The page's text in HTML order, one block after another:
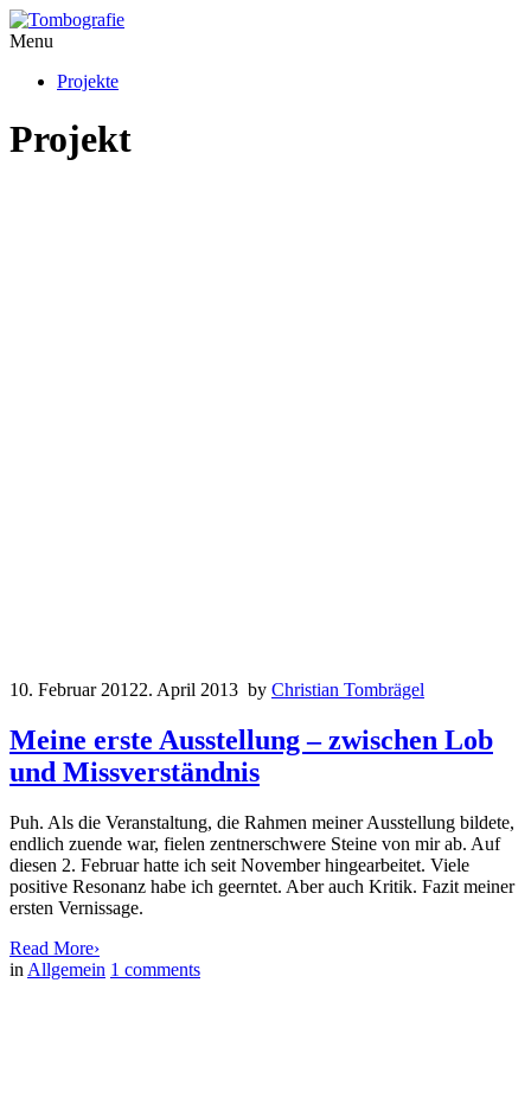
Menu
Projekte
Projekt
10. Februar 20122. April 2013 by Christian Tombrägel
Meine erste Ausstellung – zwischen Lob
und Missverständnis
Puh. Als die Veranstaltung, die Rahmen meiner Ausstellung bildete,
endlich zuende war, fielen zentnerschwere Steine von mir ab. Auf
diesen 2. Februar hatte ich seit November hingearbeitet. Viele
positive Resonanz habe ich geerntet. Aber auch Kritik. Fazit meiner
ersten Vernissage.
Read More›
in Allgemein 1 comments